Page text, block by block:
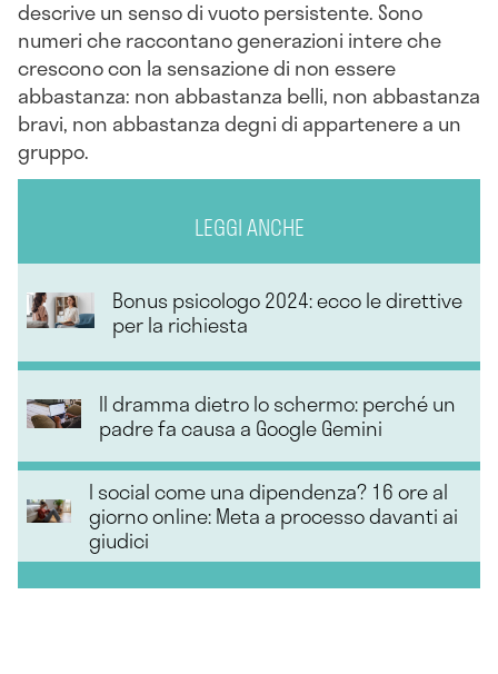
descrive un senso di vuoto persistente. Sono
numeri che raccontano generazioni intere che
crescono con la sensazione di non essere
abbastanza: non abbastanza belli, non abbastanza
bravi, non abbastanza degni di appartenere a un
gruppo.
LEGGI ANCHE
Bonus psicologo 2024: ecco le direttive
per la richiesta
Il dramma dietro lo schermo: perché un
padre fa causa a Google Gemini
I social come una dipendenza? 16 ore al
giorno online: Meta a processo davanti ai
giudici